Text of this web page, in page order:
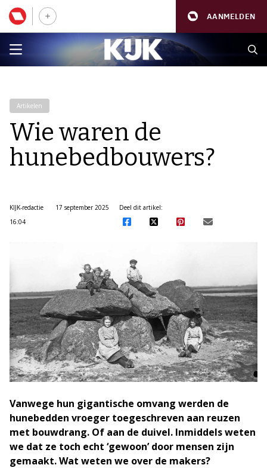
AANMELDEN
Artikelen
Wie waren de
hunebedbouwers?
KIJK-redactie
17 september 2025
16:04
Deel dit artikel:
Vanwege hun gigantische omvang werden de
hunebedden vroeger toegeschreven aan reuzen
met bouwdrang. Of aan de duivel. Inmiddels weten
we dat ze toch echt ‘gewoon’ door mensen zijn
gemaakt. Wat weten we over de makers?